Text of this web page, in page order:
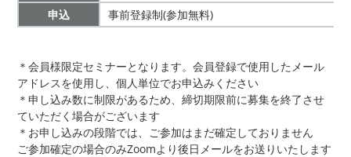
申込
事前登録制(参加無料)
＊会員様限定セミナーとなります。会員登録で使用したメール
アドレスを使用し、個人単位でお申込みください
＊申し込み数に制限があるため、締切期限前に募集を終了させ
ていただく場合がございます
＊お申し込みの段階では、ご参加はまだ確定しておりません
ご参加確定の場合のみZoomより後日メールをお送りいたします